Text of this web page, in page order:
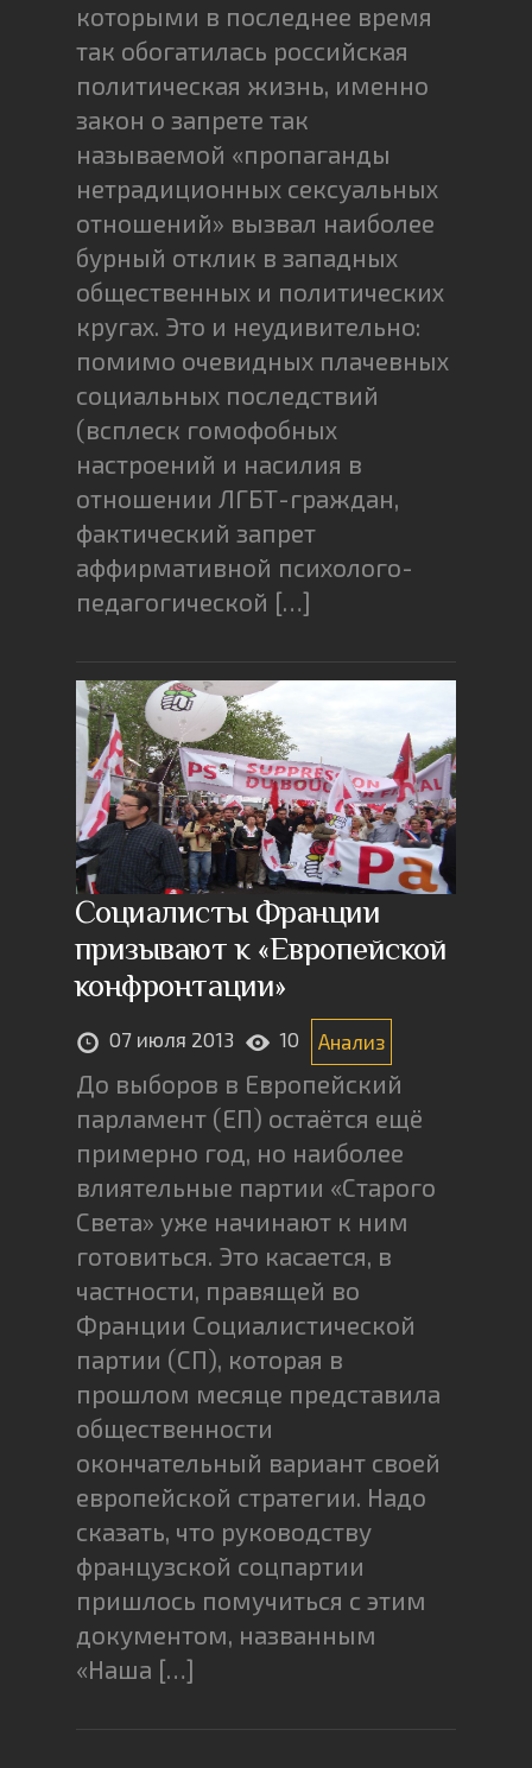
которыми в последнее время
так обогатилась российская
политическая жизнь, именно
закон о запрете так
называемой «пропаганды
нетрадиционных сексуальных
отношений» вызвал наиболее
бурный отклик в западных
общественных и политических
кругах. Это и неудивительно:
помимо очевидных плачевных
социальных последствий
(всплеск гомофобных
настроений и насилия в
отношении ЛГБТ-граждан,
фактический запрет
аффирмативной психолого-
педагогической […]
Социалисты Франции
призывают к «Европейской
конфронтации»
07 июля 2013 10 Анализ
До выборов в Европейский
парламент (ЕП) остаётся ещё
примерно год, но наиболее
влиятельные партии «Старого
Света» уже начинают к ним
готовиться. Это касается, в
частности, правящей во
Франции Социалистической
партии (СП), которая в
прошлом месяце представила
общественности
окончательный вариант своей
европейской стратегии. Надо
сказать, что руководству
французской соцпартии
пришлось помучиться с этим
документом, названным
«Наша […]